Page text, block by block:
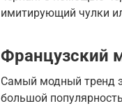
имитирующий чулки
Французский
Самый модный тренд
большой